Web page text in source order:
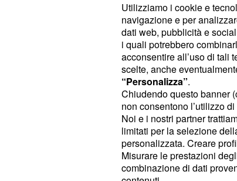
Passate tutto il tempo
bellissimi scenari che si
riusciate a dichiararvi. Ma
solamente a vedere un
sentite bene. Poi arrivate
parlare. Ma guardate il lato
rincominciare a farvene altri!
Utilizziamo i cookie e
navigazione e per
dati web, pubblicità e
i quali potrebbero
acconsentire all’uso di tali
scelte, anche
“Personalizza”.
Chiudendo questo banner
non consentono l’utilizzo
Noi e i nostri partner
limitati per la selezione
personalizzata. Creare
Misurare le prestazioni
combinazione di dati